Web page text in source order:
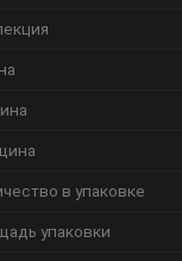
в упаковке
упаковки